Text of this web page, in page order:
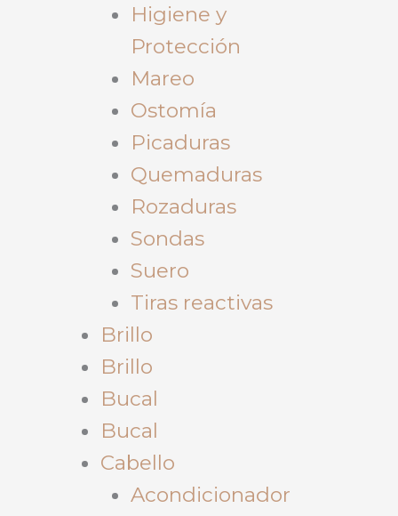
Higiene y
Protección
Mareo
Ostomía
Picaduras
Quemaduras
Rozaduras
Sondas
Suero
Tiras reactivas
Brillo
Brillo
Bucal
Bucal
Cabello
Acondicionador